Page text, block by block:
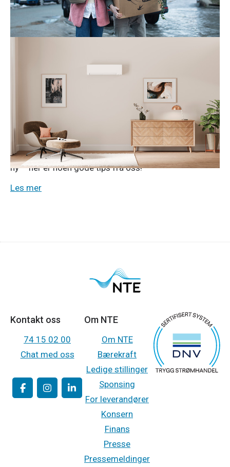
bolig.
Les mer
Varmepumpe: Komfort året rundt,
strømsparing hver dag
En varmepumpe vil gi deg lavere strømregning og
bedre innemiljø. Men den kan trenge litt omsorg for å
prestere best mulig. Enten du ønsker å ta vare på
varmepumpa du har, eller du vurderer å kjøpe deg en
ny – her er noen gode tips fra oss!
Les mer
Kontakt oss
74 15 02 00
Chat med oss
Om NTE
Om NTE
Bærekraft
Ledige stillinger
Sponsing
For leverandører
Konsern
Finans
Presse
Pressemeldinger